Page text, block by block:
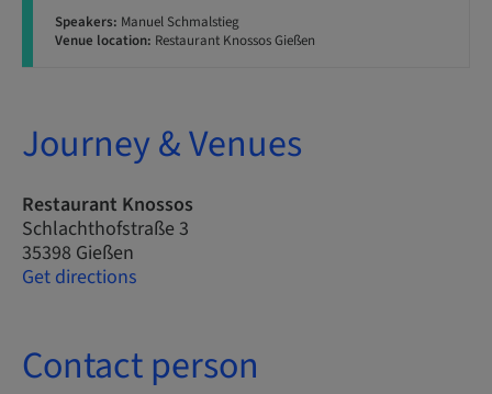
Speakers: Manuel Schmalstieg
Venue location: Restaurant Knossos Gießen
Journey & Venues
Restaurant Knossos
Schlachthofstraße 3
35398 Gießen
Get directions
Contact person